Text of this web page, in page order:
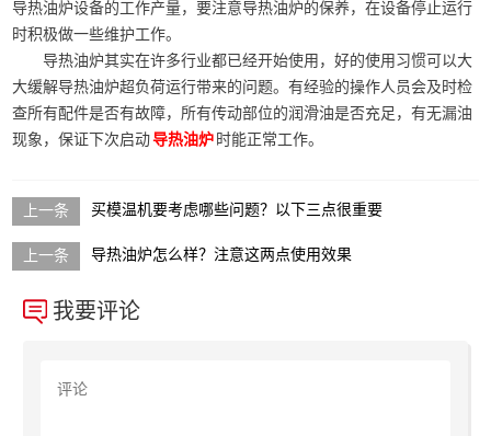
导热油炉设备的工作产量，要注意导热油炉的保养，在设备停止运行
时积极做一些维护工作。
导热油炉其实在许多行业都已经开始使用，好的使用习惯可以大
大缓解导热油炉超负荷运行带来的问题。有经验的操作人员会及时检
查所有配件是否有故障，所有传动部位的润滑油是否充足，有无漏油
现象，保证下次启动导热油炉 时能正常工作。
买模温机要考虑哪些问题？以下三点很重要
导热油炉怎么样？注意这两点使用效果
我要评论